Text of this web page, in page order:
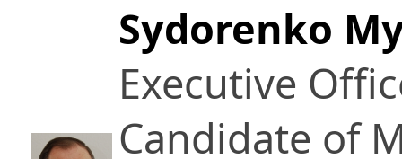
Sydorenko
Executive
Candidate of